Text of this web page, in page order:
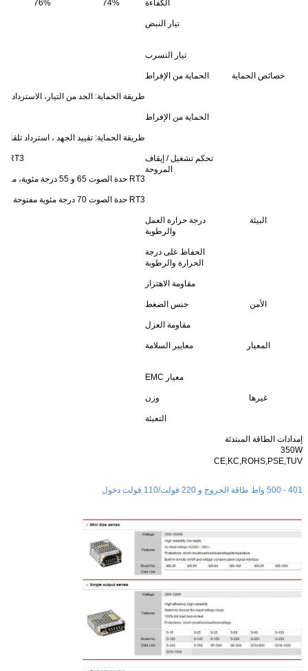
الكفاءة 74%
76%
تيار النبض
تيار التسرب
خصائص الحماية الحماية من الإفراط
طريقة الحماية: الحد من التيار، الاسترداد
الحماية من الإفراط
طريقة الحماية: تقييد الجهد ، استرداد تلقائي
تحكم تشغيل / إيقاف
المروحة
RT3 حدة 55 درجة مئوية مروحة مفتوحة أكثر من 45 درجة مئوية، رياح 80 درجة مئوية الأعضاء الرباعية، مخرج قطع (5 ~ 7.5 فولت)
RT3 حدة الصوت 65 و 55 درجة مئوية، مروحة مفتوحة أكثر من 80 درجة مئوية، السلطات: قطع الخروج (12 إلى 15 فولت)
RT3 حدة الصوت 70 درجة مئوية مفتوحة أكثر من 60 درجة مئوية مروحة، رياح، 85 درجة مئوية مغلقة: مخرج السلطات (24 إلى 48 فولت)
البيئة
درجة حرارة العمل
والرطوبة
الحفاظ على درجة
الحرارة والرطوبة
مقاومة الاهتزاز
الأمن جنس الضغط
مقاومة العزل
المعيار معايير السلامة
معيار EMC
غيرها وزن
التعبئة
إمدادات الطاقة المبتدئة
350W
CE,KC,ROHS,PSE,TUV
401 - 500 واط طاقة الخروج و 220 فولت/110 فولت دخول